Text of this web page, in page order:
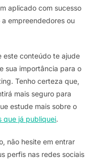
aplicado com sucesso
empreendedores ou
este conteúdo te ajude
sua importância para o
Tenho certeza que,
mais seguro para
estude mais sobre o
que já publiquei.
não hesite em entrar
perfis nas redes sociais